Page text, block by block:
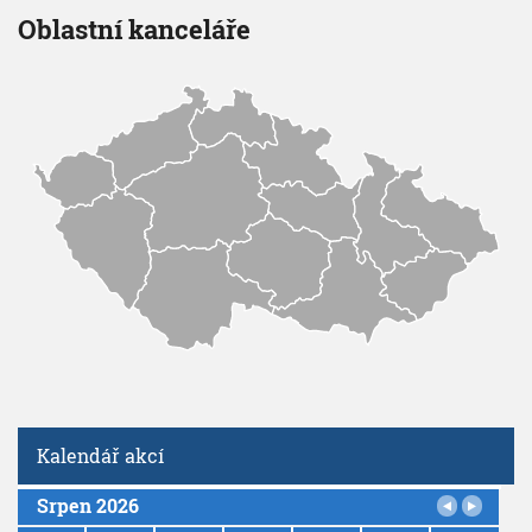
I
G
v
Oblastní kanceláře
Kalendář akcí
P
Srpen 2026